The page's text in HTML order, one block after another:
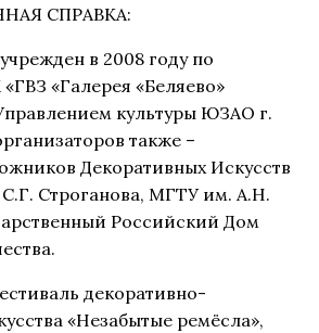
СПРАВКА:
в 2008 году по
«Галерея «Беляево»
культуры ЮЗАО г.
также –
Декоративных Искусств
Строганова, МГТУ им. А.Н.
Российский Дом
декоративно-
«Незабытые ремёсла»,